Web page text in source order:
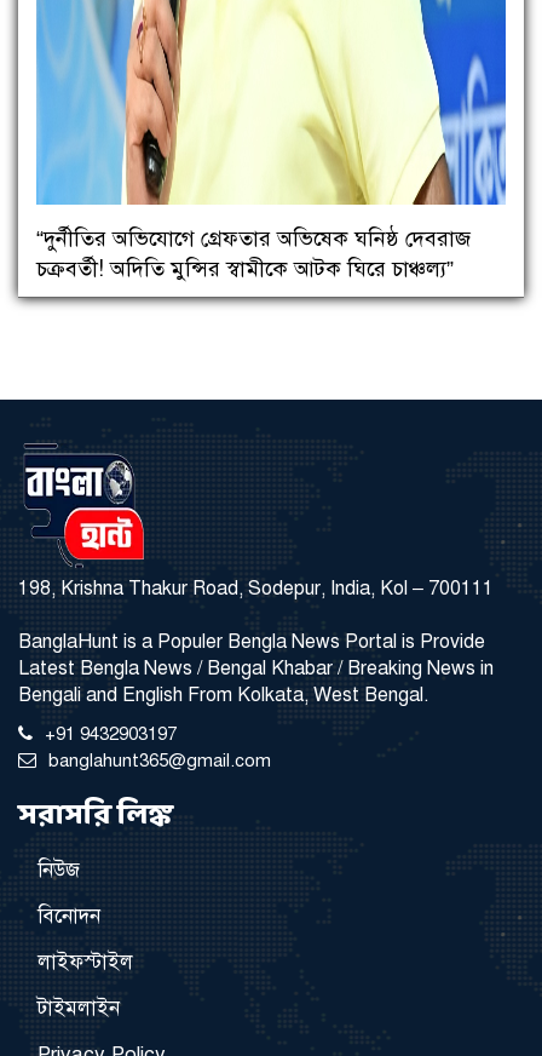
“দুর্নীতির অভিযোগে গ্রেফতার অভিষেক ঘনিষ্ঠ দেবরাজ
চক্রবর্তী! অদিতি মুন্সির স্বামীকে আটক ঘিরে চাঞ্চল্য”
198, Krishna Thakur Road, Sodepur, India, Kol – 700111
BanglaHunt is a Populer Bengla News Portal is Provide
Latest Bengla News / Bengal Khabar / Breaking News in
Bengali and English From Kolkata, West Bengal.
+91 9432903197
banglahunt365@gmail.com
সরাসরি লিঙ্ক
নিউজ
বিনোদন
লাইফস্টাইল
টাইমলাইন